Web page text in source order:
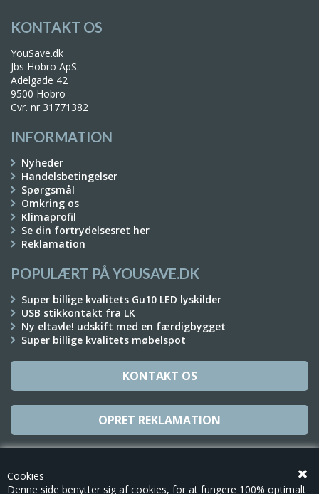
Cookies
Denne side benytter sig af cookies, for at fungere 100% optimalt
KONTAKT OS
YouSave.dk
Jbs Hobro ApS.
Adelgade 42
9500 Hobro
Cvr. nr 31771382
INFORMATION
Nyheder
Handelsbetingelser
Spørgsmål
Omkring os
Klimaprofil
Se din fortrydelsesret her
Reklamation
POPULÆRT PÅ YOUSAVE.DK
Super billige kvalitets Gu10 LED lyskilder
USB stikkontakt fra LK
Ny eltavle! udskift med en færdigbygget
Super billige kvalitets møbelspot
KONTAKT OS
OPRET REKLAMATION